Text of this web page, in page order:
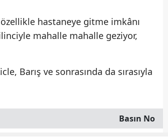
özellikle hastaneye gitme imkânı
mahalle mahalle geziyor,
Barış ve sonrasında da sırasıyla
Basın No